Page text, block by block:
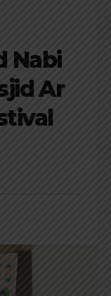
Nabi
Ar